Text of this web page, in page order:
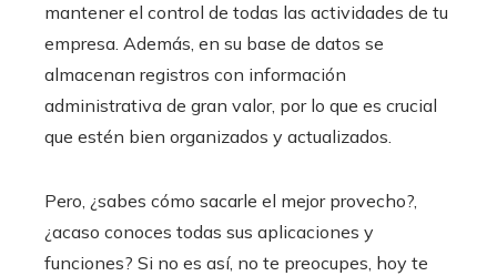
mantener el control de todas las actividades de tu
empresa. Además, en su base de datos se
almacenan registros con información
administrativa de gran valor, por lo que es crucial
que estén bien organizados y actualizados.
Pero, ¿sabes cómo sacarle el mejor provecho?,
¿acaso conoces todas sus aplicaciones y
funciones? Si no es así, no te preocupes, hoy te